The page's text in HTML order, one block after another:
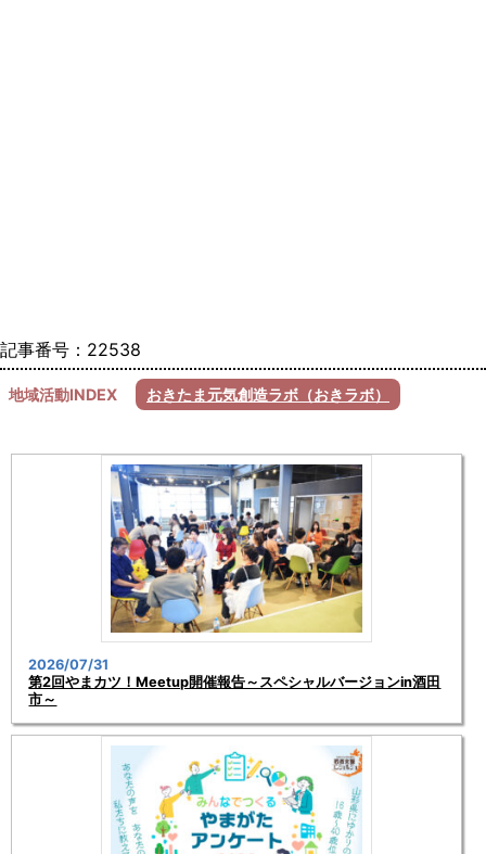
記事番号：22538
地域活動INDEX おきたま元気創造ラボ（おきラボ）
2026/07/31
第2回やまカツ！Meetup開催報告～スペシャルバージョンin酒田
市～